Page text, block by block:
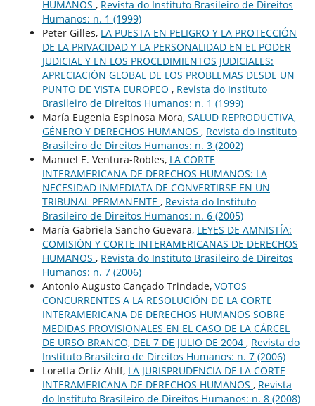
HUMANOS , Revista do Instituto Brasileiro de Direitos
Humanos: n. 1 (1999)
Peter Gilles, LA PUESTA EN PELIGRO Y LA PROTECCIÓN
DE LA PRIVACIDAD Y LA PERSONALIDAD EN EL PODER
JUDICIAL Y EN LOS PROCEDIMIENTOS JUDICIALES:
APRECIACIÓN GLOBAL DE LOS PROBLEMAS DESDE UN
PUNTO DE VISTA EUROPEO , Revista do Instituto
Brasileiro de Direitos Humanos: n. 1 (1999)
María Eugenia Espinosa Mora, SALUD REPRODUCTIVA,
GÉNERO Y DERECHOS HUMANOS , Revista do Instituto
Brasileiro de Direitos Humanos: n. 3 (2002)
Manuel E. Ventura-Robles, LA CORTE
INTERAMERICANA DE DERECHOS HUMANOS: LA
NECESIDAD INMEDIATA DE CONVERTIRSE EN UN
TRIBUNAL PERMANENTE , Revista do Instituto
Brasileiro de Direitos Humanos: n. 6 (2005)
María Gabriela Sancho Guevara, LEYES DE AMNISTÍA:
COMISIÓN Y CORTE INTERAMERICANAS DE DERECHOS
HUMANOS , Revista do Instituto Brasileiro de Direitos
Humanos: n. 7 (2006)
Antonio Augusto Cançado Trindade, VOTOS
CONCURRENTES A LA RESOLUCIÓN DE LA CORTE
INTERAMERICANA DE DERECHOS HUMANOS SOBRE
MEDIDAS PROVISIONALES EN EL CASO DE LA CÁRCEL
DE URSO BRANCO, DEL 7 DE JULIO DE 2004 , Revista do
Instituto Brasileiro de Direitos Humanos: n. 7 (2006)
Loretta Ortiz Ahlf, LA JURISPRUDENCIA DE LA CORTE
INTERAMERICANA DE DERECHOS HUMANOS , Revista
do Instituto Brasileiro de Direitos Humanos: n. 8 (2008)